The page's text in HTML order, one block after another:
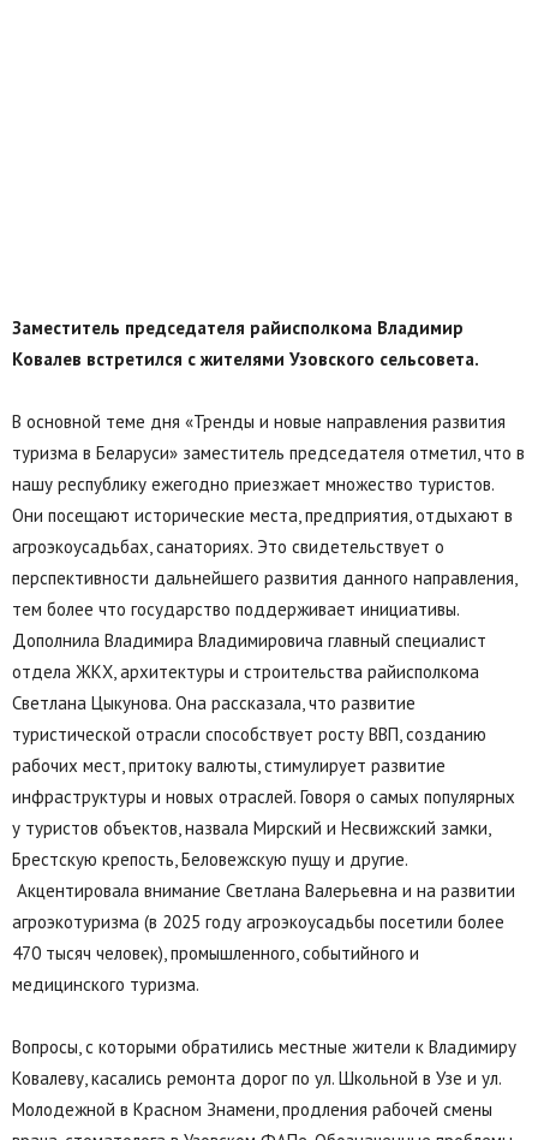
Заместитель председателя райисполкома Владимир
Ковалев встретился с жителями Узовского сельсовета.
В основной теме дня «Тренды и новые направления развития
туризма в Беларуси» заместитель председателя отметил, что в
нашу республику ежегодно приезжает множество туристов.
Они посещают исторические места, предприятия, отдыхают в
агроэкоусадьбах, санаториях. Это свидетельствует о
перспективности дальнейшего развития данного направления,
тем более что государство поддерживает инициативы.
Дополнила Владимира Владимировича главный специалист
отдела ЖКХ, архитектуры и строительства райисполкома
Светлана Цыкунова. Она рассказала, что развитие
туристической отрасли способствует росту ВВП, созданию
рабочих мест, притоку валюты, стимулирует развитие
инфраструктуры и новых отраслей. Говоря о самых популярных
у туристов объектов, назвала Мирский и Несвижский замки,
Брестскую крепость, Беловежскую пущу и другие.
Акцентировала внимание Светлана Валерьевна и на развитии
агроэкотуризма (в 2025 году агроэкоусадьбы посетили более
470 тысяч человек), промышленного, событийного и
медицинского туризма.
Вопросы, с которыми обратились местные жители к Владимиру
Ковалеву, касались ремонта дорог по ул. Школьной в Узе и ул.
Молодежной в Красном Знамени, продления рабочей смены